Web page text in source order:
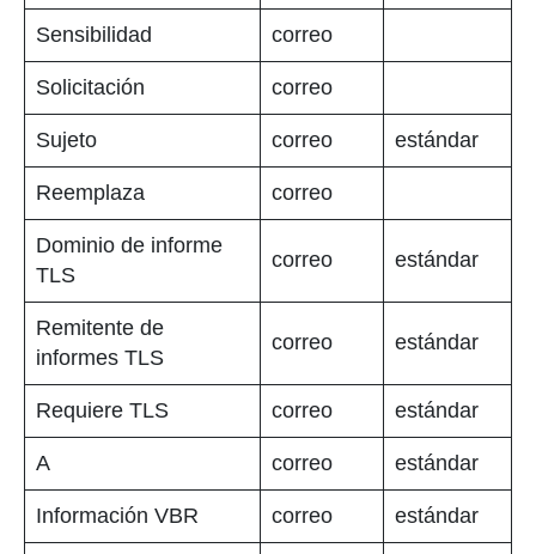
Sensibilidad correo
Solicitación correo
Sujeto correo estándar
Reemplaza correo
Dominio de informe
TLS
correo estándar
Remitente de
informes TLS
correo estándar
Requiere TLS correo estándar
A correo estándar
Información VBR correo estándar